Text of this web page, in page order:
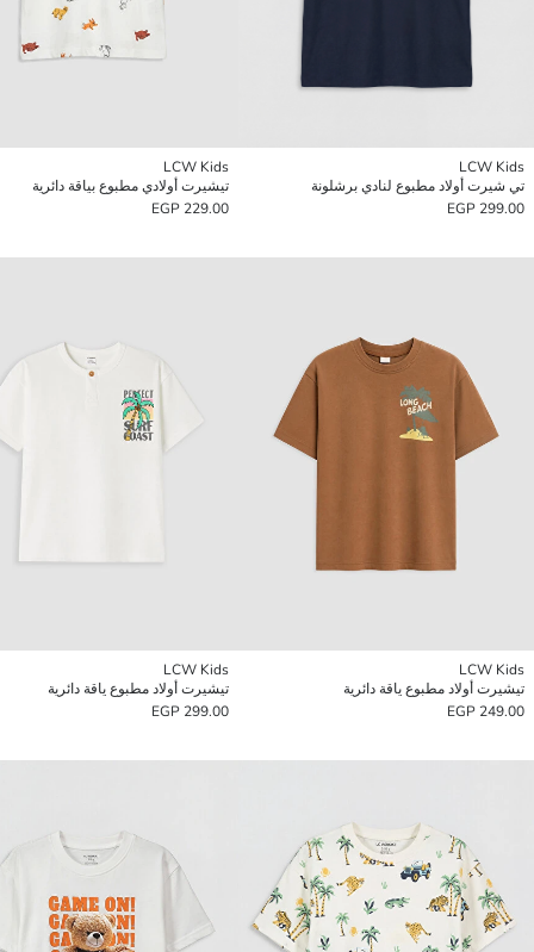
LCW Kids
تي شيرت أولاد مطبوع لنادي برشلونة
299.00 EGP
LCW Kids
تيشيرت أولادي مطبوع بياقة دائرية
229.00 EGP
LCW Kids
تيشيرت أولاد مطبوع ياقة دائرية
249.00 EGP
LCW Kids
تيشيرت أولاد مطبوع ياقة دائرية
299.00 EGP